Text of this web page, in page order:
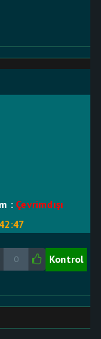
: Çevrimdışı
0 Kontrol